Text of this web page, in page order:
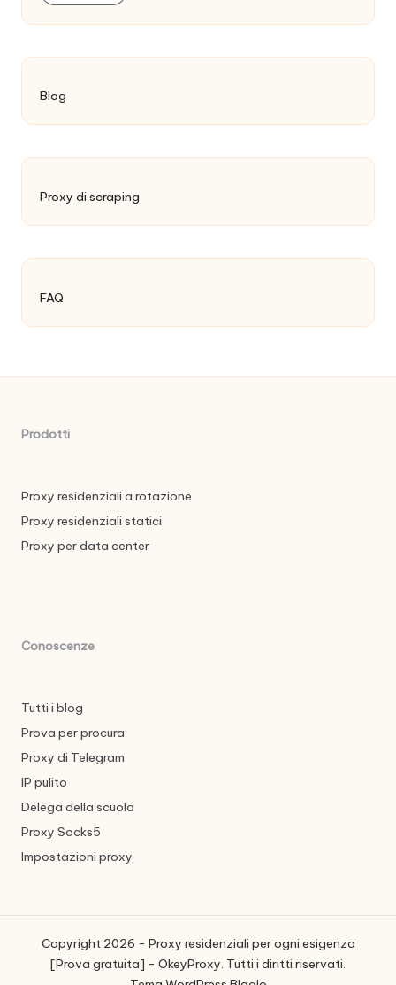
Blog
Proxy di scraping
FAQ
Prodotti
Proxy residenziali a rotazione
Proxy residenziali statici
Proxy per data center
Conoscenze
Tutti i blog
Prova per procura
Proxy di Telegram
IP pulito
Delega della scuola
Proxy Socks5
Impostazioni proxy
Copyright 2026 - Proxy residenziali per ogni esigenza
[Prova gratuita] - OkeyProxy. Tutti i diritti riservati.